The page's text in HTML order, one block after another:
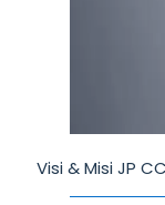
Visi & Misi JP